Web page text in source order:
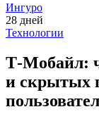
Ингуро
28 дней
Технологии
Т-Мобайл:
и скрытых